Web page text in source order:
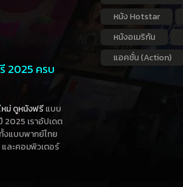
2025 ครบ
ม่ดูหนังฟรีแบบ
เราอัปเดต
แบบพากย์ไทย
ละคอมพิวเตอร์
หนัง Hotstar
หนังอเมริกัน
แอคชั่น (Action)